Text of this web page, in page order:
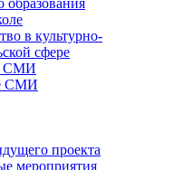
образования
в культурно-
сфере
СМИ
СМИ
проекта
мероприятия